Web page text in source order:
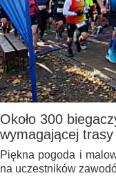
Około 300
wymagającej trasy
Piękna pogoda i
na uczestników